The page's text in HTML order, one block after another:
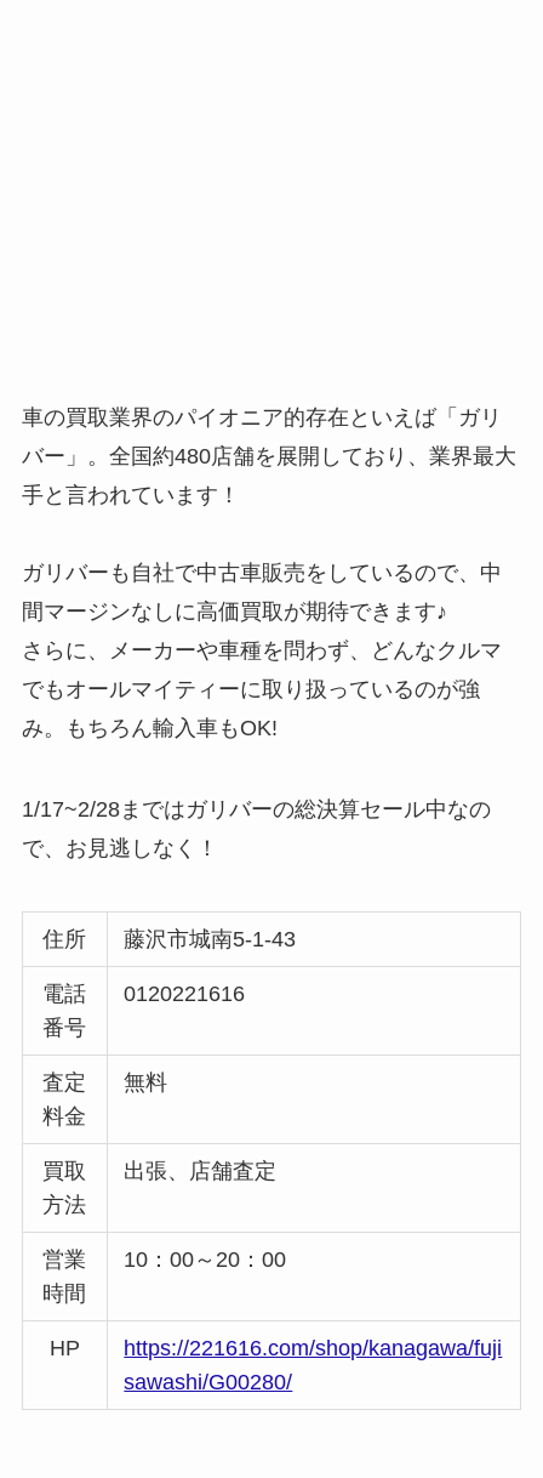
車の買取業界のパイオニア的存在といえば「ガリ
バー」。全国約480店舗を展開しており、業界最大
手と言われています！
ガリバーも自社で中古車販売をしているので、中
間マージンなしに高価買取が期待できます♪
さらに、メーカーや車種を問わず、どんなクルマ
でもオールマイティーに取り扱っているのが強
み。もちろん輸入車もOK!
1/17~2/28まではガリバーの総決算セール中なの
で、お見逃しなく！
住所 藤沢市城南5-1-43
電話
番号
0120221616
査定
料金
無料
買取
方法
出張、店舗査定
営業
時間
10：00～20：00
HP
https://221616.com/shop/kanagawa/fuji
sawashi/G00280/